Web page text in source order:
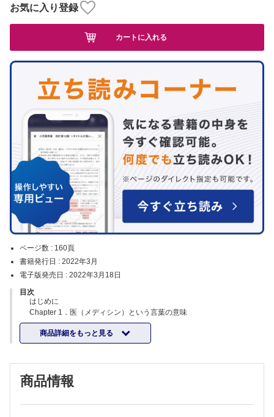
ページ数 : 160頁
書籍発行日 : 2022年3月
電子版発売日 : 2022年3月18日
目次
はじめに
Chapter 1．医（メディシン）という言葉の意味
健康ってどういうこと？
それじゃあ，病気って何なの？
病気と障碍は，どこが違うの？
Chapter 2．医（メディシン）を支える三本柱
近代科学の三本柱
商品詳細をもっと見る
お気に入り登録
カートに入れる
商品情報